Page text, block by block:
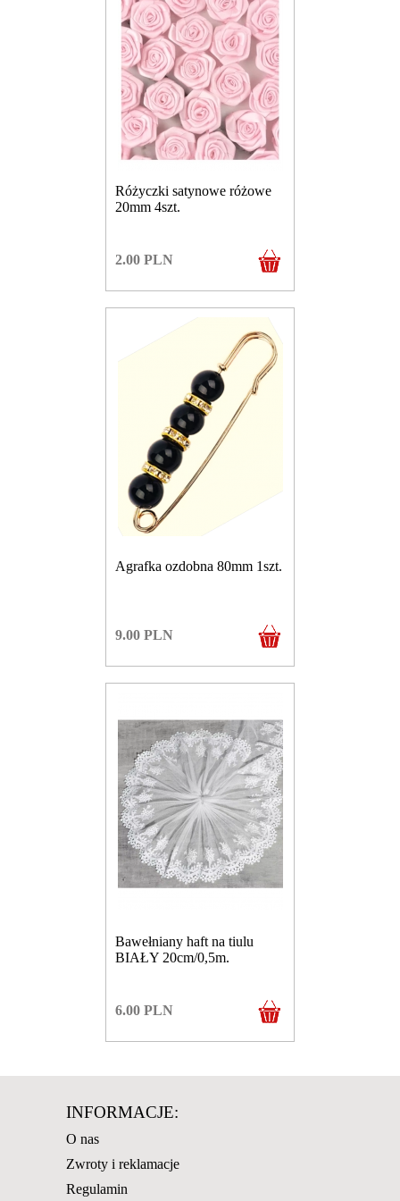
Różyczki satynowe różowe
20mm 4szt.
2.00 PLN
Agrafka ozdobna 80mm 1szt.
9.00 PLN
Bawełniany haft na tiulu
BIAŁY 20cm/0,5m.
6.00 PLN
INFORMACJE:
O nas
Zwroty i reklamacje
Regulamin